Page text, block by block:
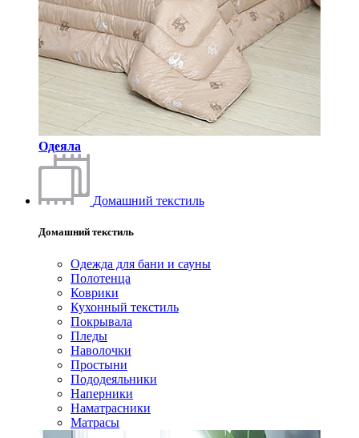
Одеяла
Домашний текстиль
Домашний текстиль
Одежда для бани и сауны
Полотенца
Коврики
Кухонный текстиль
Покрывала
Пледы
Наволочки
Простыни
Пододеяльники
Наперники
Наматрасники
Матрасы